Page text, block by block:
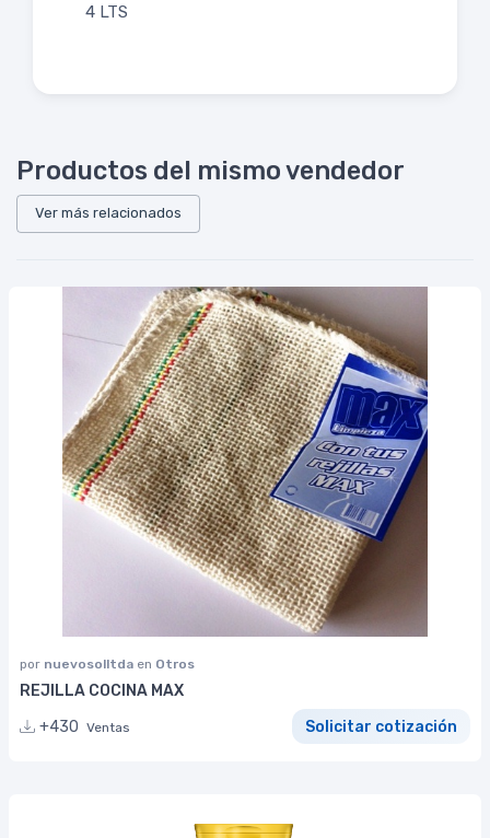
4 LTS
Productos del mismo vendedor
Ver más relacionados
por nuevosolltda en Otros
REJILLA COCINA MAX
+430 Ventas Solicitar cotización